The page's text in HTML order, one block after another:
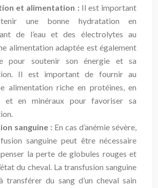
et alimentation : Il est important
une bonne hydratation en
de l’eau et des électrolytes au
alimentation adaptée est également
pour soutenir son énergie et sa
Il est important de fournir au
alimentation riche en protéines, en
et en minéraux pour favoriser sa
sanguine : En cas d’anémie sévère,
sanguine peut être nécessaire
la perte de globules rouges et
du cheval. La transfusion sanguine
transférer du sang d’un cheval sain